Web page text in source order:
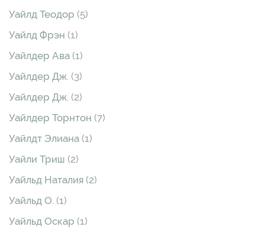
Уайлд Теодор (5)
Уайлд Фрэн (1)
Уайлдер Ава (1)
Уайлдер Дж. (3)
Уайлдер Дж. (2)
Уайлдер Торнтон (7)
Уайлдт Элиана (1)
Уайли Триш (2)
Уайльд Наталия (2)
Уайльд О. (1)
Уайльд Оскар (1)